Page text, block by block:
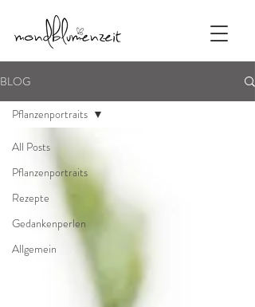
BLOG
All Posts
Pflanzenportraits
Rezepte
Gedankenperlen
Allgemein
Pflanzenportraits